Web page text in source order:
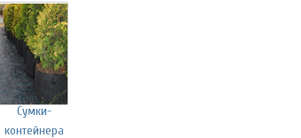
Сумки-
контейнера